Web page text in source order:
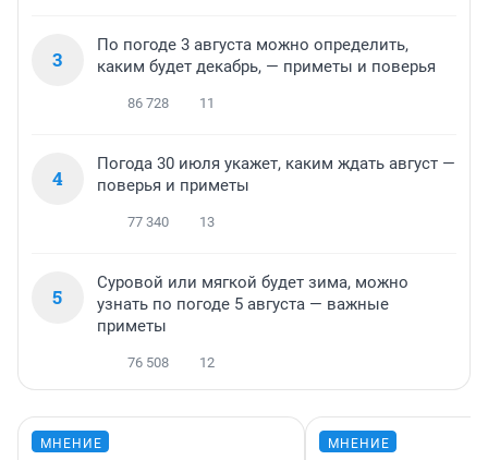
3
По погоде 3 августа можно определить,
каким будет декабрь, — приметы и поверья
86 728 11
4
Погода 30 июля укажет, каким ждать август —
поверья и приметы
77 340 13
5
Суровой или мягкой будет зима, можно
узнать по погоде 5 августа — важные
приметы
76 508 12
МНЕНИЕ МНЕНИЕ